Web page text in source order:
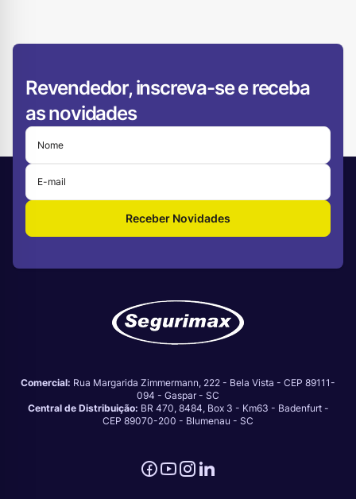
Revendedor, inscreva-se e receba
as novidades
Receber Novidades
Comercial: Rua Margarida Zimmermann, 222 - Bela Vista - CEP 89111-
094 - Gaspar - SC
Central de Distribuição: BR 470, 8484, Box 3 - Km63 - Badenfurt -
CEP 89070-200 - Blumenau - SC